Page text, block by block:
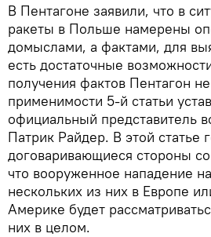
В Пентагоне заявили, что в
ракеты в Польше намерены
домыслами, а фактами, для
есть достаточные
получения фактов Пентагон
применимости 5-й статьи
официальный представитель
Патрик Райдер. В этой статье
договаривающиеся стороны
что вооруженное нападение
нескольких из них в Европе
Америке будет
них в целом.